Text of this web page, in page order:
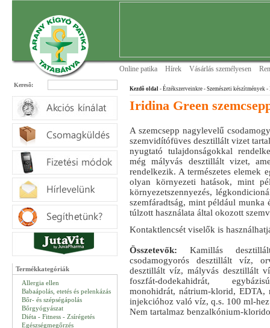
Online patika Hírek Vásárlás személyesen
Keresõ:
Termékkategóriák
Allergia ellen
Babaápolás, etetés és pelenkázás
Bőr- és szépségápolás
Bőrgyógyászat
Diéta - Fitness - Zsírégetés
Egészségmegőrzés
Kezdõ oldal - Érzékszerveinkre - Szemészeti készítmények -
Iridina Green
A szemcsepp nagylevelű
szemvidítófüves desztillált vizet
nyugtató tulajdonságokkal
még mályvás desztillált vizet,
rendelkezik. A természetes elemek
olyan környezeti hatások, mint
környezetszennyezés,
szemfáradtság, mint például munka
túlzott használata által okozott
Kontaktlencsét viselők is
Összetevők: Kamillás
csodamogyorós desztillált víz,
desztillált víz, mályvás desztillált
foszfát-dodekahidrát,
monohidrát, nátrium-klorid, EDTA,
injekcióhoz való víz, q.s. 100 ml-
Nem tartalmaz benzalkónium-